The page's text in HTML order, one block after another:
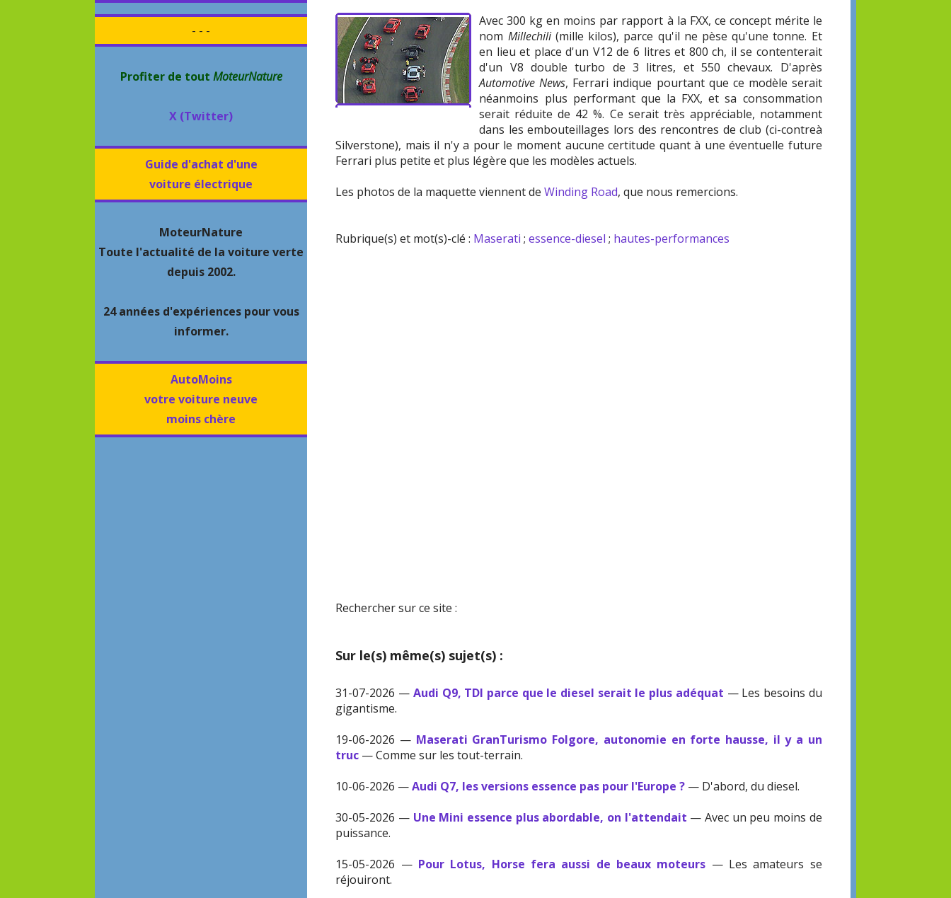
- - -
Profiter de tout MoteurNature
X (Twitter)
Guide d'achat d'une
voiture électrique
MoteurNature
Toute l'actualité de la voiture verte
depuis 2002.
24 années d'expériences pour vous
informer.
AutoMoins
votre voiture neuve
moins chère
Avec 300 kg en moins par rapport à la FXX, ce concept mérite le
nom Millechili(mille kilos), parce qu'il ne pèse qu'une tonne. Et
en lieu et place d'un V12 de 6 litres et 800 ch, il se contenterait
d'un V8 double turbo de 3 litres, et 550 chevaux. D'après
Automotive News, Ferrari indique pourtant que ce modèle serait
néanmoins plus performant que la FXX, et sa consommation
serait réduite de 42 %. Ce serait très appréciable, notamment
dans les embouteillages lors des rencontres de club (ci-contreà
Silverstone), mais il n'y a pour le moment aucune certitude quant à une éventuelle future
Ferrari plus petite et plus légère que les modèles actuels.
Les photos de la maquette viennent deWinding Road, que nous remercions.
Rubrique(s) et mot(s)-clé : Maserati ;essence-diesel ; hautes-performances
Rechercher sur ce site :
Sur le(s) même(s) sujet(s) :
31-07-2026 — Audi Q9, TDI parce que le diesel serait le plus adéquat — Les besoins du
gigantisme.
19-06-2026 — Maserati GranTurismo Folgore, autonomie en forte hausse, il y a un
truc — Comme sur les tout-terrain.
10-06-2026 —Audi Q7, les versions essence pas pour l'Europe ? — D'abord, du diesel.
30-05-2026 — Une Mini essence plus abordable, on l'attendait — Avec un peu moins de
puissance.
15-05-2026 — Pour Lotus, Horse fera aussi de beaux moteurs — Les amateurs se
réjouiront.